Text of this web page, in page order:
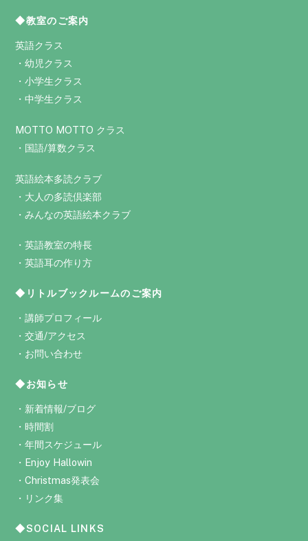
◆教室のご案内
英語クラス
・幼児クラス
・小学生クラス
・中学生クラス
MOTTO MOTTO クラス
・ 国語/算数クラス
英語絵本多読クラブ
・ 大人の多読倶楽部
・みんなの英語絵本クラブ
・英語教室の特長
・英語耳の作り方
◆リトルブックルームのご案内
・講師プロフィール
・交通/アクセス
・ お問い合わせ
◆お知らせ
・ 新着情報/ブログ
・時間割
・年間スケジュール
・ Enjoy Hallowin
・Christmas発表会
・ リンク集
◆SOCIAL LINKS